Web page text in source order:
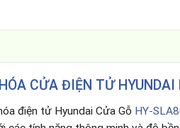
CỬA ĐIỆN TỬ
điện tử Hyundai Cửa Gỗ HY-